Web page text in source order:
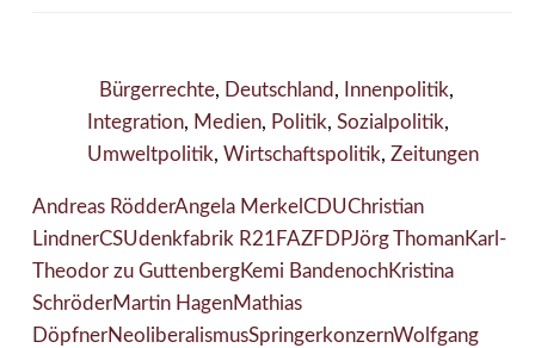
Bürgerrechte, Deutschland , Innenpolitik,
Integration, Medien, Politik, Sozialpolitik,
Umweltpolitik, Wirtschaftspolitik, Zeitungen
Andreas RödderAngela Merkel CDUChristian
LindnerCSUdenkfabrik R21 FAZFDPJörg ThomanKarl-
Theodor zu GuttenbergKemi BandenochKristina
SchröderMartin HagenMathias
DöpfnerNeoliberalismusSpringerkonzernWolfgang